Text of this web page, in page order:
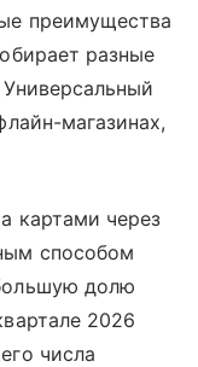
преимущества
разные
магазинах,
картами через
способом
долю
2026
числа